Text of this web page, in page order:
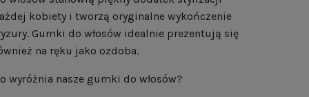
kobiety i tworzą oryginalne wykończenie
Gumki do włosów idealnie prezentują się
na ręku jako ozdoba.
wyróżnia nasze gumki do włosów?